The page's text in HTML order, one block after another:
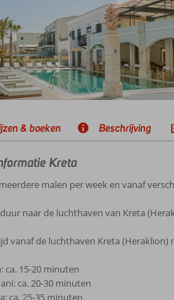
& boeken Beschrijving
Kreta
malen per week en vanaf
naar de luchthaven van Kreta
vanaf de luchthaven Kreta (Heraklion)
ca. 15-20 minuten
ca. 20-30 minuten
ca. 25-35 minuten